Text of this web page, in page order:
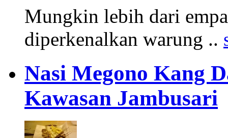
Mungkin lebih dari
diperkenalkan warung ..
Nasi Megono Kang
Kawasan Jambusari